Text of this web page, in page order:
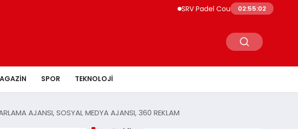
SRV Padel Court, 24 Ülkeye İhracat
02:55:03
SPOR TEKNOLOJI
AJANSI, SOSYAL MEDYA AJANSI, 360 REKLAM